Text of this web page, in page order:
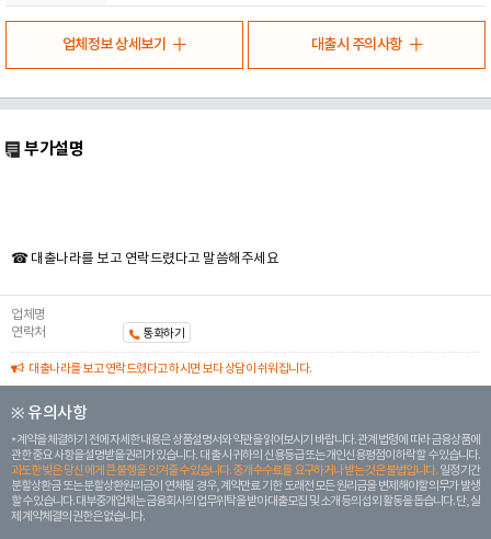
업체정보 상세보기 대출시 주의사항
부가설명
☎ 대출나라를 보고 연락드렸다고 말씀해주세요
업체명
연락처
통화하기
대출나라를 보고 연락드렸다고 하시면 보다 상담이 쉬워집니다.
※ 유의사항
계약을 체결하기 전에 자세한 내용은 상품설명서와 약관을 읽어보시기 바랍니다. 관계 법령에 따라 금융상품에
관한 중요 사항을 설명받을 권리가 있습니다. 대 출 시 귀하의 신용등급 또는 개인신용평점이 하락할 수 있습니다.
과도한 빚은 당신 에게 큰 불행을 안겨줄 수 있습니다. 중개수수료를 요구하거나 받는 것은 불법입니다. 일정 기간
분할상환금 또는 분할상환원리금이 연체될 경우, 계약만료 기한 도래전 모든 원리금을 변제해야할 의무가 발생
할 수 있습니다. 대부중개업체는 금융회사의 업무위탁을 받아 대출모집 및 소개 등의 섭외 활동을 돕습니다. 단, 실
제 계약체결의 권한은 없습니다.